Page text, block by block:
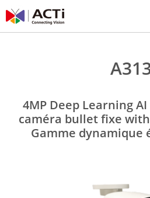
4MP Deep Learning
caméra bullet fixe
Gamme dynamique